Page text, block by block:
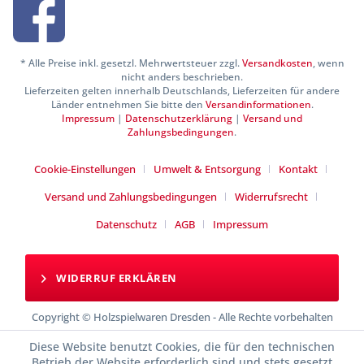
* Alle Preise inkl. gesetzl. Mehrwertsteuer zzgl.Versandkosten, wenn
nicht anders beschrieben.
Lieferzeiten gelten innerhalb Deutschlands, Lieferzeiten für andere
Länder entnehmen Sie bitte den Versandinformationen.
Impressum | Datenschutzerklärung | Versand und
Zahlungsbedingungen.
Cookie-Einstellungen Umwelt & Entsorgung
Kontakt
Versand und Zahlungsbedingungen
Widerrufsrecht
Datenschutz
AGB Impressum
WIDERRUF ERKLÄREN
Copyright © Holzspielwaren Dresden - Alle Rechte vorbehalten
Diese Website benutzt Cookies, die für den technischen